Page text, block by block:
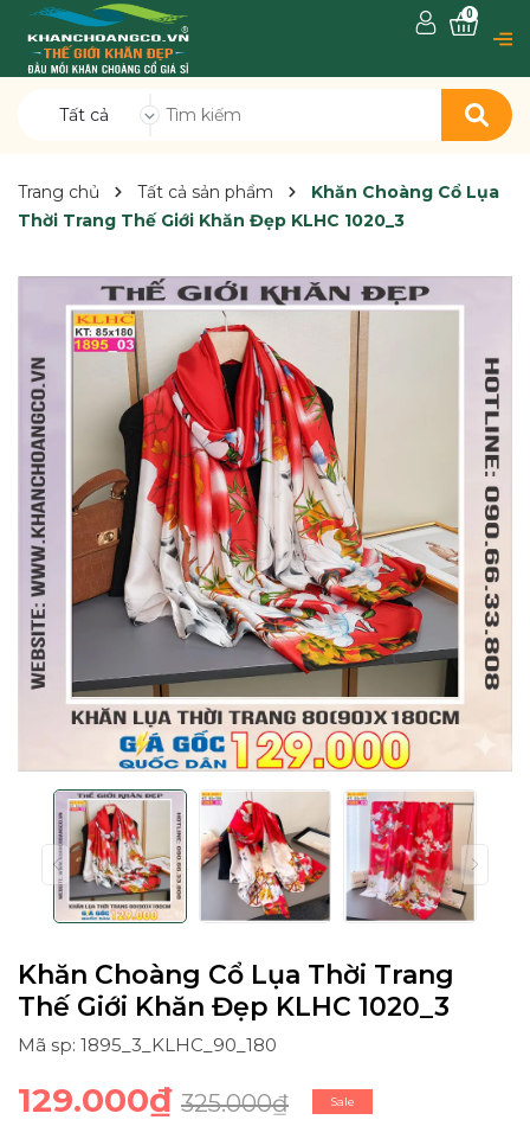
Tất cả
0
Trang chủ Tất cả sản phẩm
Khăn Choàng Cổ Lụa
Thời Trang Thế Giới Khăn Đẹp KLHC 1020_3
Khăn Choàng Cổ Lụa Thời Trang
Thế Giới Khăn Đẹp KLHC 1020_3
Mã sp: 1895_3_KLHC_90_180
129.000₫ 325.000₫ Sale